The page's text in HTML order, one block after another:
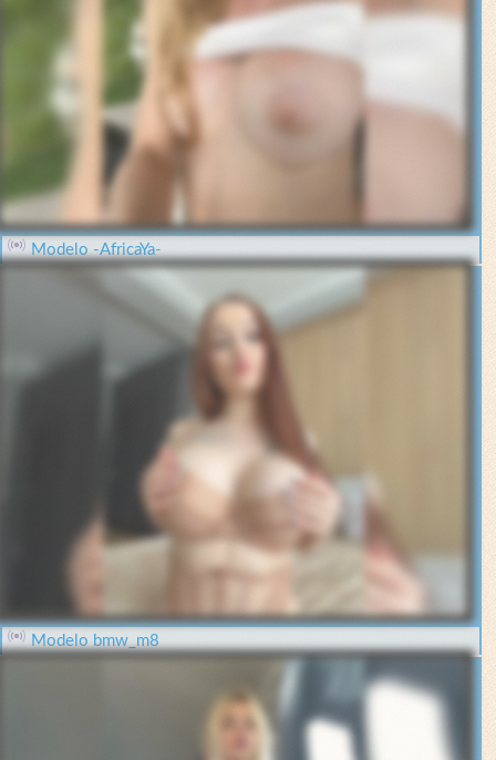
Modelo -AfricaYa-
Modelo bmw_m8